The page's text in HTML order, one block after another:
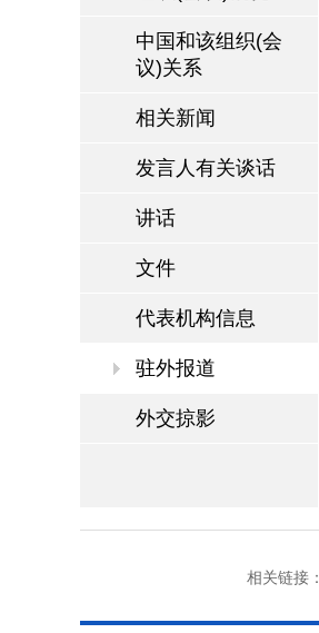
中国和该组织(会
议)关系
相关新闻
发言人有关谈话
讲话
文件
代表机构信息
驻外报道
外交掠影
相关链接：